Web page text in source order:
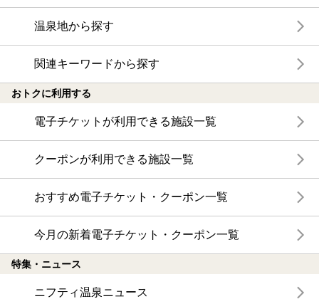
温泉地から探す
関連キーワードから探す
おトクに利用する
電子チケットが利用できる施設一覧
クーポンが利用できる施設一覧
おすすめ電子チケット・クーポン一覧
今月の新着電子チケット・クーポン一覧
特集・ニュース
ニフティ温泉ニュース